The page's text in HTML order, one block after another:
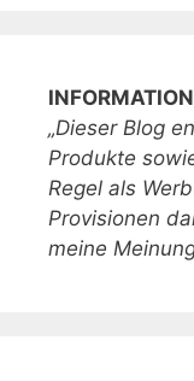
INFORMATION
„Dieser Blog
Produkte
Regel als
Provisionen
meine